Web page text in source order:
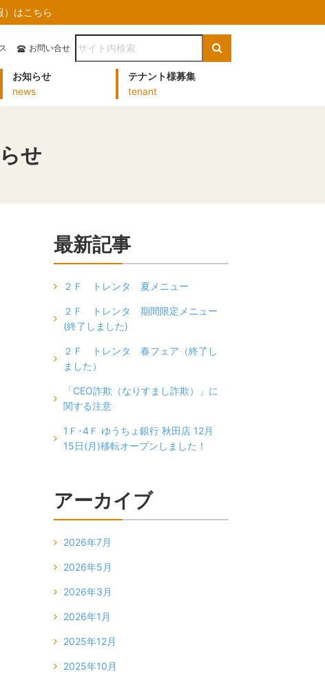
）はこちら
お知らせ
news
テナント様募集
tenant
お問い合せ
せ
最新記事
２Ｆ トレンタ 夏メニュー
２Ｆ トレンタ 期間限定メニュー
(終了しました)
２Ｆ トレンタ 春フェア（終了し
ました）
「CEO詐欺（なりすまし詐欺）」に
関する注意
1Ｆ･4Ｆ ゆうちょ銀行 秋田店 12月
15日(月)移転オープンしました！
アーカイブ
2026年7月
2026年5月
2026年3月
2026年1月
2025年12月
2025年10月